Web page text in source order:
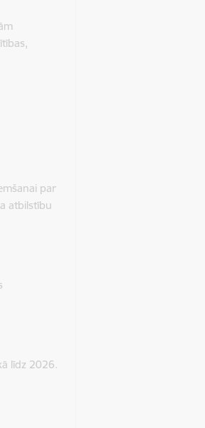
par
atbilstību
līdz 2026.